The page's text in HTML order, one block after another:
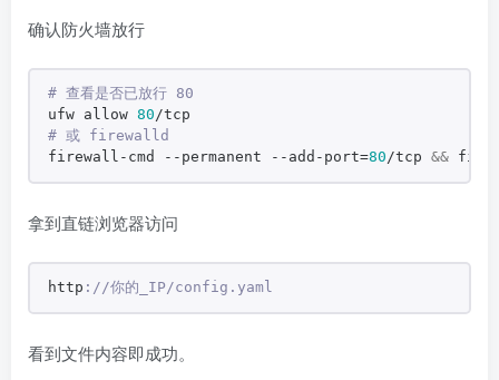
确认防火墙放行
# 查看是否已放行 80
ufw allow 80/tcp
# 或 firewalld
firewall-cmd --permanent --add-port=80/tcp &&
拿到直链浏览器访问
http ://你的_IP/config.yaml
看到文件内容即成功。